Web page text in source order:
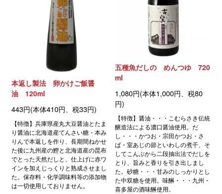
本返し製法 卵かけご飯醤
油 120ml
443円(本体410円、税33円)
【特徴】兵庫県産丸大豆醤油とたま
り醤油に北海道産てんさい糖・本み
りんで本返しを作り、長期間ねかせ
た後に九州産の鰹と北海道産の昆布
でとった天然だしと、仕上げに赤ワ
インを加えじっくりと熟成させまし
た。保存料・化学調味料等の添加物
は一切使用しておりません。
五種魚だしの めんつゆ 720
ml
1,080円(本体1,000円、税80
円)
【特徴】醤油・・・こむらさき伝統
醸造法による濃口醤油使用。だ
し・・・かつお・宗田かつお・さ
ば・室あじの節といわしの煮干、そ
してこんぶから二段抽出法でだしを
とり、旨みと香りを引き出しまし
た。砂糖・・・甘みのしっかりとし
た中双糖を使用。味醂・・・九州・
喜多屋の酒味醂使用。